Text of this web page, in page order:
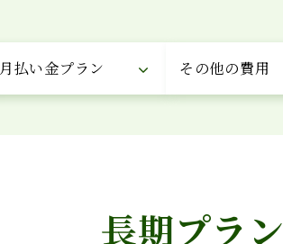
月払い金プラン その他の費用
長期プラン